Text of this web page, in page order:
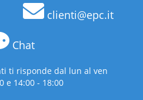
clienti@epc.it
Chat
ti risponde dal lun al ven
e 14:00 - 18:00